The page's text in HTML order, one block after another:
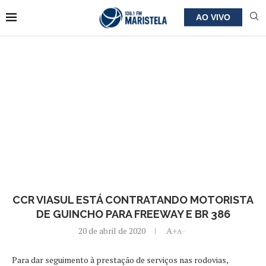
AO VIVO
CCR VIASUL ESTÁ CONTRATANDO MOTORISTA
DE GUINCHO PARA FREEWAY E BR 386
20 de abril de 2020 A+A-
Para dar seguimento à prestação de serviços nas rodovias,